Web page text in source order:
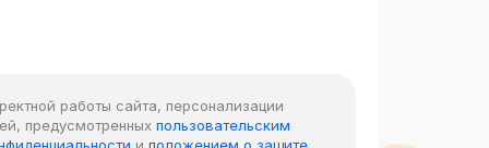
работы сайта, персонализации
предусмотренных пользовательским